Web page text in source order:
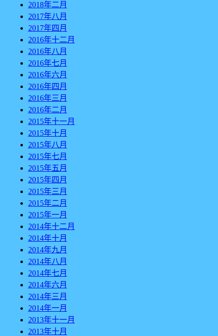
2018年二月
2017年八月
2017年四月
2016年十二月
2016年八月
2016年七月
2016年六月
2016年四月
2016年三月
2016年二月
2015年十一月
2015年十月
2015年八月
2015年七月
2015年五月
2015年四月
2015年三月
2015年二月
2015年一月
2014年十二月
2014年十月
2014年九月
2014年八月
2014年七月
2014年六月
2014年三月
2014年一月
2013年十一月
2013年十月